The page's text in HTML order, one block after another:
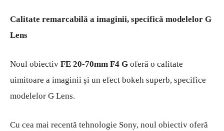
Calitate remarcabilă a imaginii, specifică modelelor G
Lens
Noul obiectiv FE 20-70mm F4 G oferă o calitate
uimitoare a imaginii și un efect bokeh superb, specifice
modelelor G Lens.
Cu cea mai recentă tehnologie Sony, noul obiectiv oferă